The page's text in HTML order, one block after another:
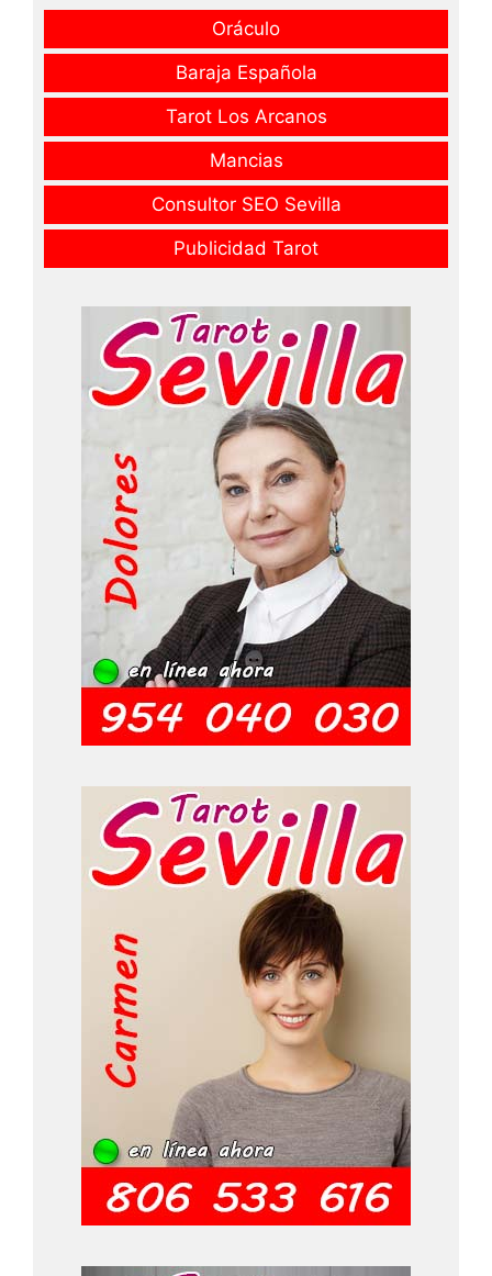
Oráculo
Baraja Española
Tarot Los Arcanos
Mancias
Consultor SEO Sevilla
Publicidad Tarot